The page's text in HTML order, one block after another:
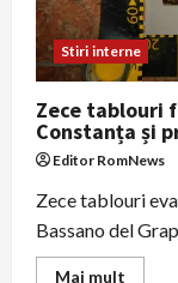
Stiri interne
Zece tablouri
Constanța și
Editor RomNews
Zece tablouri
Bassano del
Mai mult